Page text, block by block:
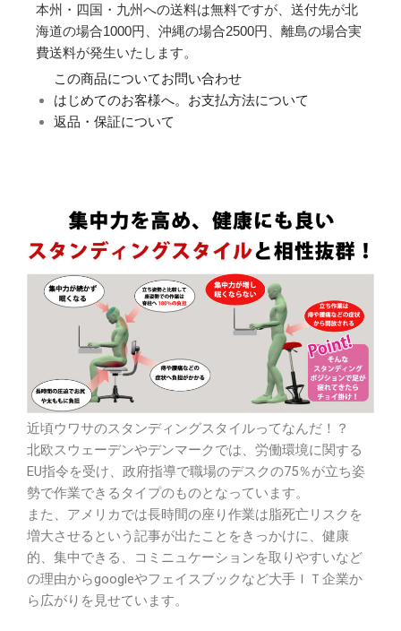
本州・四国・九州への送料は無料ですが、送付先が北
海道の場合1000円、沖縄の場合2500円、離島の場合実
費送料が発生いたします。
この商品についてお問い合わせ
はじめてのお客様へ。お支払方法について
返品・保証について
近頃ウワサのスタンディングスタイルってなんだ！？
北欧スウェーデンやデンマークでは、労働環境に関する
EU指令を受け、政府指導で職場のデスクの75％が立ち姿
勢で作業できるタイプのものとなっています。
また、アメリカでは長時間の座り作業は脂死亡リスクを
増大させるという記事が出たことをきっかけに、健康
的、集中できる、コミニュケーションを取りやすいなど
の理由からgoogleやフェイスブックなど大手ＩＴ企業か
ら広がりを見せています。